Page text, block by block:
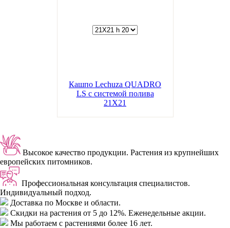
Кашпо Lechuza QUADRO
LS с системой полива
21Х21
Высокое качество продукции. Растения из крупнейших
европейских питомников.
Профессиональная консультация специалистов.
Индивидуальный подход.
Доставка по Москве и области.
Скидки на растения от 5 до 12%. Еженедельные акции.
Мы работаем с растениями более 16 лет.